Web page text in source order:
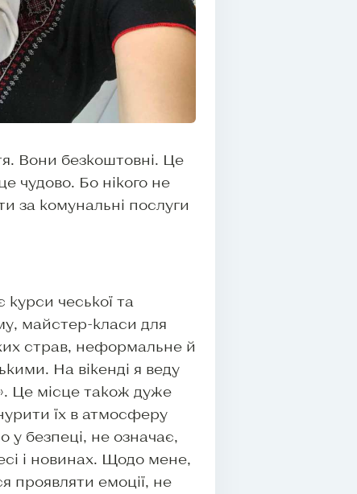
Вони безкоштовні. Це
чудово. Бо нікого не
за комунальні послуги
чеської та
майстер-класи для
страв, неформальне й
На вікенді я веду
Це місце також дуже
їх в атмосферу
у безпеці, не означає,
і новинах. Щодо мене,
проявляти емоції, не